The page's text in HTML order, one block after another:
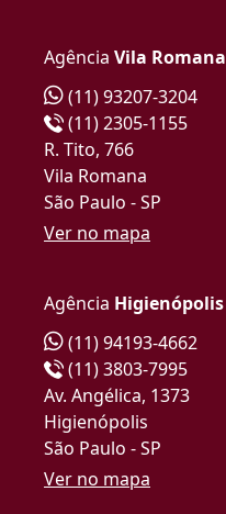
Agência Vila Romana
(11) 93207-3204
(11) 2305-1155
R. Tito, 766
Vila Romana
São Paulo - SP
Ver no mapa
Agência Higienópolis
(11) 94193-4662
(11) 3803-7995
Av. Angélica, 1373
Higienópolis
São Paulo - SP
Ver no mapa